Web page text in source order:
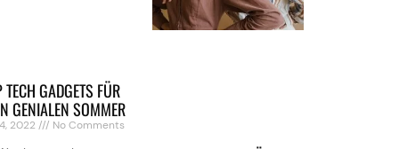
TECH GADGETS FÜR
GENIALEN SOMMER
2022 No Comments